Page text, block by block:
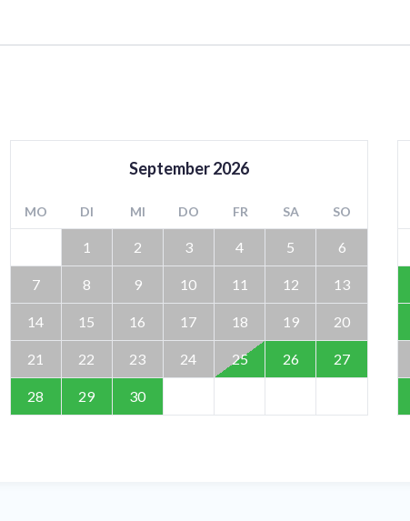
September2026
MO DI MI DO FR SA SO
1 2 3 4 5 6
7 8 9 10 11 12 13
14 15 16 17 18 19 20
21 22 23 24 25 26 27
28 29 30